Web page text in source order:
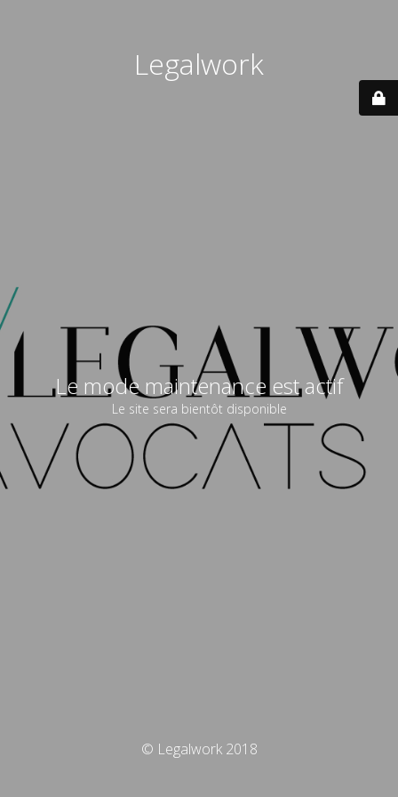
Legalwork
Le mode maintenance est actif
Le site sera bientôt disponible
© Legalwork 2018